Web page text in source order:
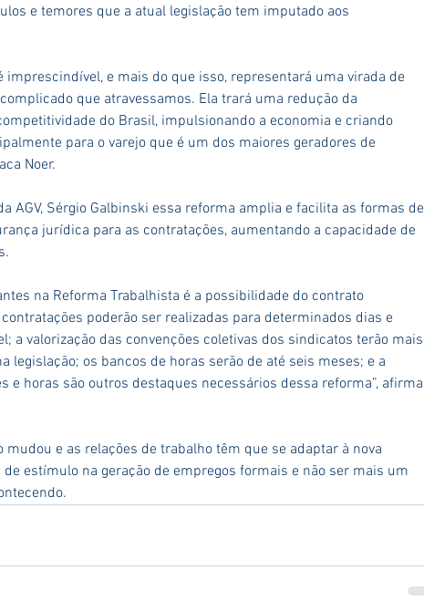
e temores que a atual legislação tem imputado aos
imprescindível, e mais do que isso, representará uma virada de
que atravessamos. Ela trará uma redução da
do Brasil, impulsionando a economia e criando
para o varejo que é um dos maiores geradores de
Noer.
AGV, Sérgio Galbinski essa reforma amplia e facilita as formas de
jurídica para as contratações, aumentando a capacidade de
na Reforma Trabalhista é a possibilidade do contrato
poderão ser realizadas para determinados dias e
a valorização das convenções coletivas dos sindicatos terão mais
legislação; os bancos de horas serão de até seis meses; e a
e horas são outros destaques necessários dessa reforma”, afirma
mudou e as relações de trabalho têm que se adaptar à nova
estímulo na geração de empregos formais e não ser mais um